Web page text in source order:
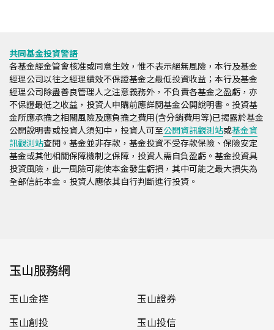
共同基金投資警語
各基金經金管會核准或同意生效，惟不表示絕無風險，本行及基金
經理公司以往之經理績效不保證基金之最低投資收益；本行及基金
經理公司除盡善良管理人之注意義務外，不負責各基金之盈虧，亦
不保證最低之收益，投資人申購前應詳閱基金公開說明書。投資基
金所應承擔之相關風險及應負擔之費用(含分銷費用等)已揭露於基金
公開說明書或投資人須知中，投資人可至公開資訊觀測站或基金資
訊觀測站查閱。基金並非存款，基金投資不受存款保險、保險安定
基金或其他相關保障機制之保障，投資人需自負盈虧。基金投資具
投資風險，此一風險可能使本金發生虧損，其中可能之最大損失為
全部信託本金。投資人應依其自行判斷進行投資。
玉山服務網
玉山金控
玉山證券
玉山創投
玉山投信